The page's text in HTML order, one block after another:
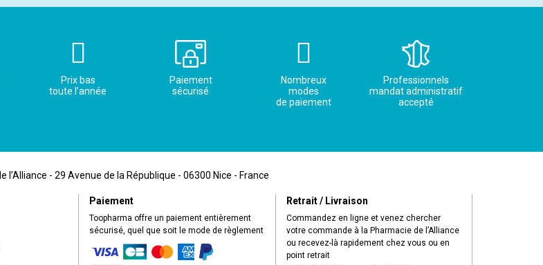
Prix bas
toute l’année
Paiement
sécurisé
Nombreux
modes
de paiement
Professionnels
mandat administratif
accepté
l’Alliance - 29 Avenue de la République - 06300 Nice - France
Paiement
Toopharma offre un paiement entièrement
sécurisé, quel que soit le mode de règlement
Retrait / Livraison
Commandez en ligne et venez chercher
votre commande à la Pharmacie de l’Alliance
ou recevez-là rapidement chez vous ou en
point retrait